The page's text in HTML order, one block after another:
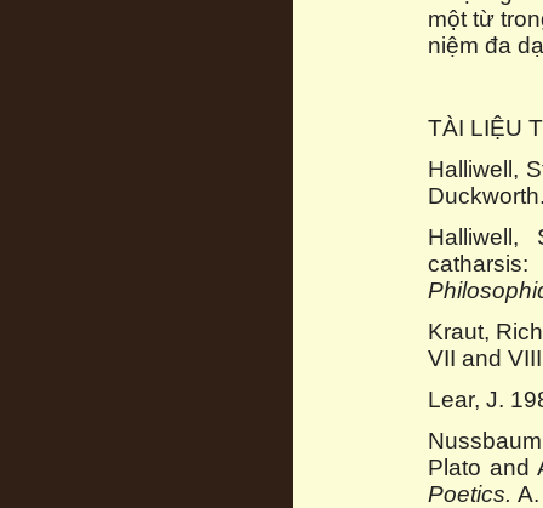
một từ
niệm đa
TÀI LIỆU
Halliwell,
Halliwell,
Kraut,
VII and
Lear, J.
Plato and
Poetics.